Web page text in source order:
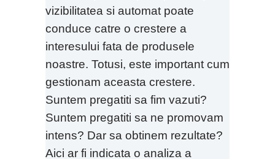
vizibilitatea si automat poate
conduce catre o crestere a
interesului fata de produsele
noastre. Totusi, este important cum
gestionam aceasta crestere.
Suntem pregatiti sa fim vazuti?
Suntem pregatiti sa ne promovam
intens? Dar sa obtinem rezultate?
Aici ar fi indicata o analiza a